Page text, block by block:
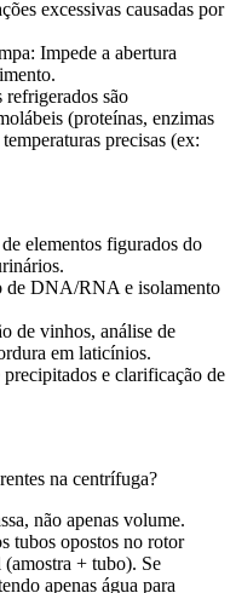
excessivas causadas por
Impede a abertura
são
(proteínas, enzimas
precisas (ex:
elementos figurados do
de DNA/RNA e isolamento
de vinhos, análise de
em laticínios.
e clarificação de
na centrífuga?
não apenas volume.
tubos opostos no rotor
(amostra + tubo). Se
apenas água para